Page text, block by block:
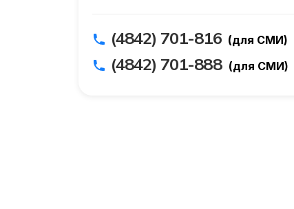
(4842) 701-816 (для СМИ)
(4842) 701-888 (для СМИ)